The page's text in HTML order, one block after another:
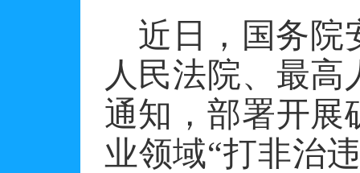
近日，国务院
人民法院、最
通知，部署开展
业领域“打非治